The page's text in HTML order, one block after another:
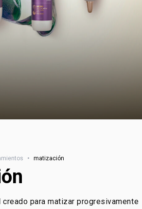
• matización
para matizar progresivamente